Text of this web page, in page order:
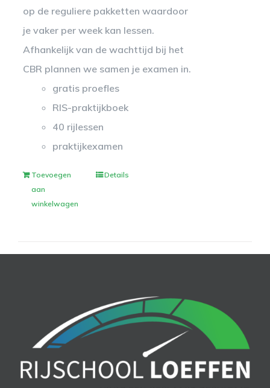
op de reguliere pakketten waardoor
je vaker per week kan lessen.
Afhankelijk van de wachttijd bij het
CBR plannen we samen je examen in.
gratis proefles
RIS-praktijkboek
40 rijlessen
praktijkexamen
Toevoegen
aan
winkelwagen
Details